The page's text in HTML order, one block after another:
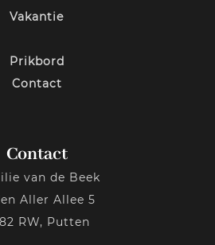
Vakantie
Prikbord
Contact
Contact
van de Beek
Aller Allee 5
RW, Putten